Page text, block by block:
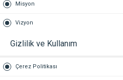
Misyon
Vizyon
Gizlilik ve Kullanım
Çerez Politikası